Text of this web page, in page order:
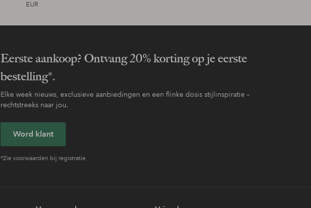
EUR
Eerste aankoop? Ontvang 20% korting op je eerste
bestelling*.
Elke week nieuws, exclusieve aanbiedingen en een flinke dosis stijlinspiratie –
rechtstreeks naar jou.
Word klant
*Zie voorwaarden bij registratie